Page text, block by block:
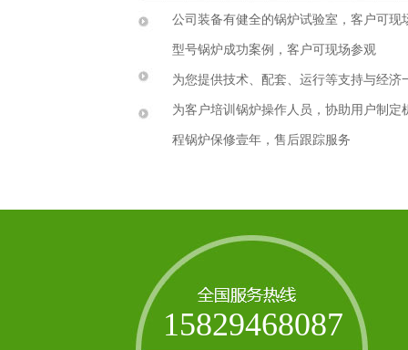
公司装备有健全的锅炉试验室，客户可现
型号锅炉成功案例，客户可现场参观
为您提供技术、配套、运行等支持与经济
为客户培训锅炉操作人员，协助用户制定
程锅炉保修壹年，售后跟踪服务
15829468087